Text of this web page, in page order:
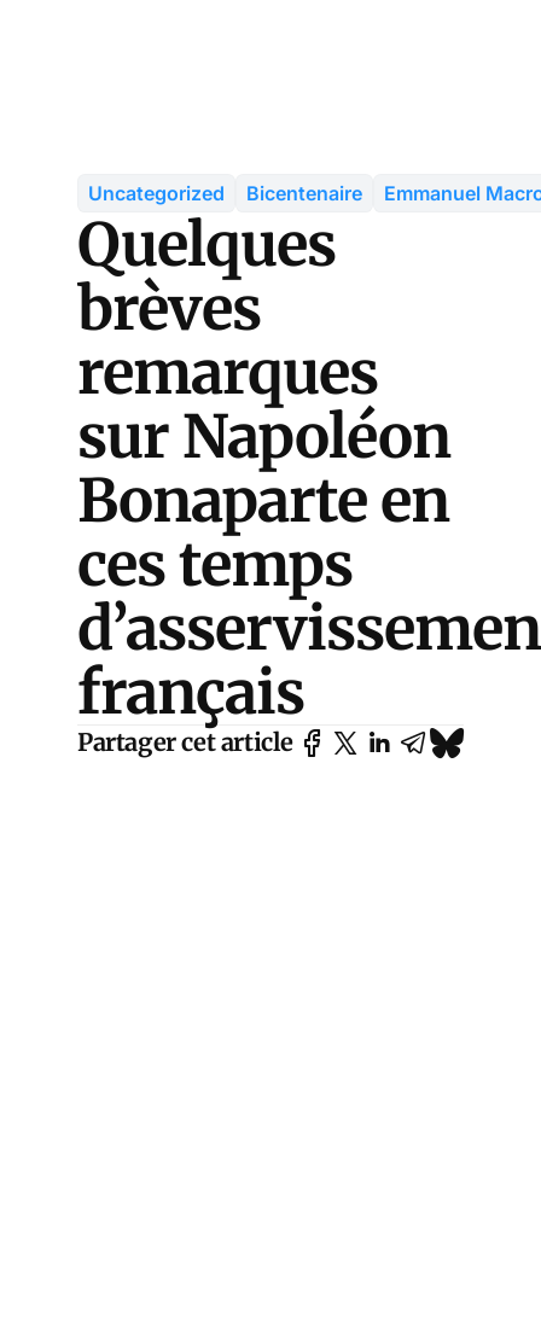
Uncategorized Bicentenaire Emmanuel
Quelques
brèves
remarques
sur Napoléon
Bonaparte en
ces temps
français
Partager cet article